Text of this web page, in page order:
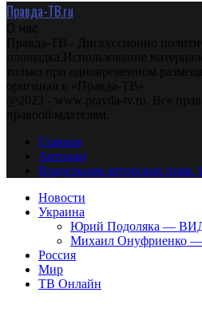
Правда-ТВ.ru
О нас
Правда-ТВ - Дискуссионно
площадка.Использование
только при одновременном
оригинал в «Правда-ТВ»
@2023 - www.pravda-tv.ru. Все
правообладателям.
Главная
Авторам
Владельцам авторских прав.
Новости
Украина
Юрий Подоляка —
Михаил Онуфриенко
Россия
Мир
ТВ Онлайн